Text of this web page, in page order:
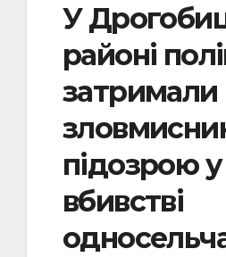
У
районі
затримали
підозрою у
вбивстві